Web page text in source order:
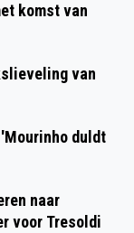
komst van
van
duldt
naar
voor Tresoldi